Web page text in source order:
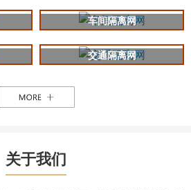
车间隔离网
交通隔离网
关于我们